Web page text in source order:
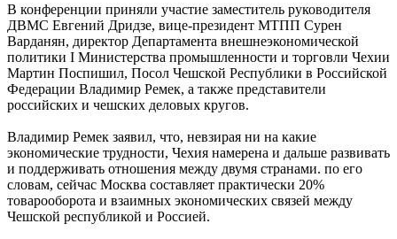
В конференции приняли участие заместитель руководителя
ДВМС Евгений Дридзе, вице-президент МТПП Сурен
Варданян, директор Департамента внешнеэкономической
политики I Министерства промышленности и торговли Чехии
Мартин Поспишил, Посол Чешской Республики в Российской
Федерации Владимир Ремек, а также представители
российских и чешских деловых кругов.
Владимир Ремек заявил, что, невзирая ни на какие
экономические трудности, Чехия намерена и дальше развивать
и поддерживать отношения между двумя странами. по его
словам, сейчас Москва составляет практически 20%
товарооборота и взаимных экономических связей между
Чешской республикой и Россией.